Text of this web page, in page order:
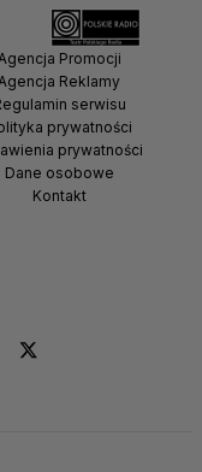
Agencja Promocji
Agencja Reklamy
serwisu
prywatności
prywatności
Dane osobowe
Kontakt